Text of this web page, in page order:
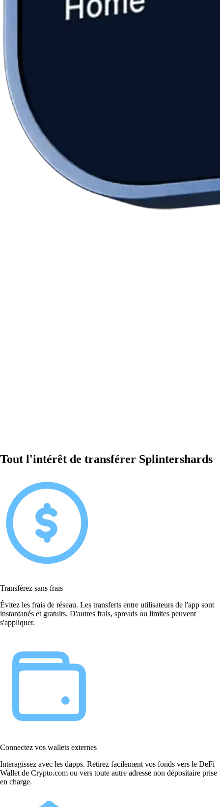
Tout l'intérêt de transférer Splintershards
Transférez sans frais
Évitez les frais de réseau. Les transferts entre utilisateurs de l'app sont
instantanés et gratuits. D'autres frais, spreads ou limites peuvent
s'appliquer.
Connectez vos wallets externes
Interagissez avec les dapps. Retirez facilement vos fonds vers le DeFi
Wallet de Crypto.com ou vers toute autre adresse non dépositaire prise
en charge.